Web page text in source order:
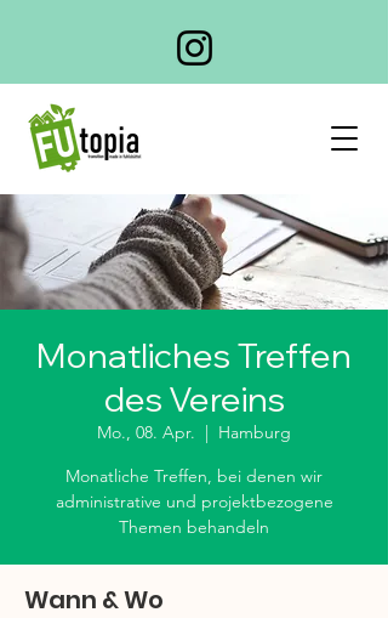
Monatliches Treffen
des Vereins
Mo., 08. Apr.
  |
Hamburg
Monatliche Treffen, bei denen wir
administrative und projektbezogene
Themen behandeln
Wann & Wo